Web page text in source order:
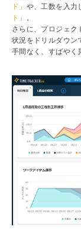
ド」 や、工数を入力
ト」 。
さらに、プロジェク
状況をドリルダウン
手間なく、すばやく